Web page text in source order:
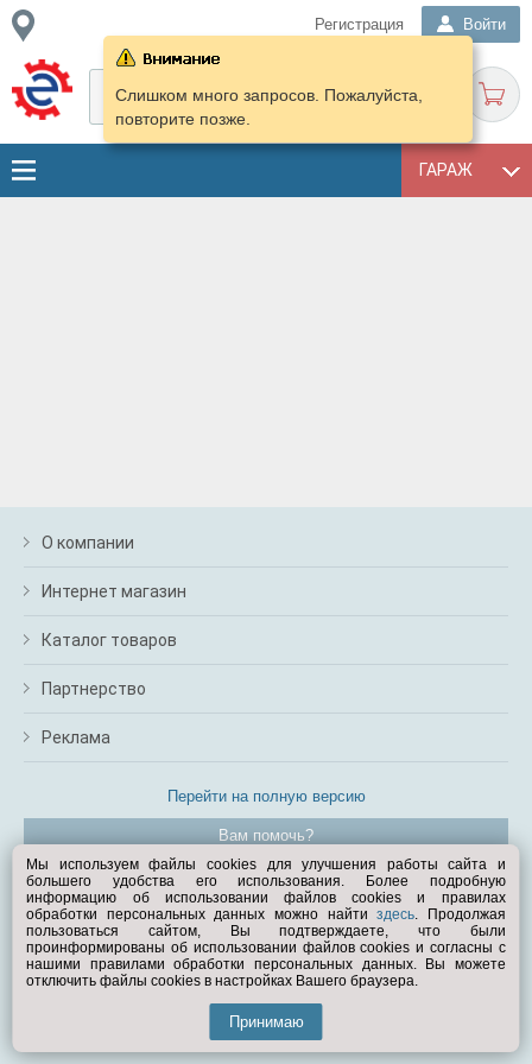
Регистрация Войти
ГАРАЖ
Слишком много запросов. Пожалуйста,
повторите позже.
О компании
Интернет магазин
Каталог товаров
Партнерство
Реклама
Перейти на полную версию
Вам помочь?
© Exist.ru 1998—2026
Мы используем файлы cookies для улучшения работы сайта и
большего удобства его использования. Более подробную
информацию об использовании файлов cookies и правилах
обработки персональных данных можно найтиздесь. Продолжая
пользоваться сайтом, Вы подтверждаете, что были
проинформированы об использовании файлов cookies и согласны с
нашими правилами обработки персональных данных. Вы можете
отключить файлы cookies в настройках Вашего браузера.
Принимаю